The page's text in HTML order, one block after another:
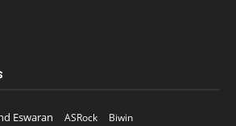
Eswaran ASRock
Biwin